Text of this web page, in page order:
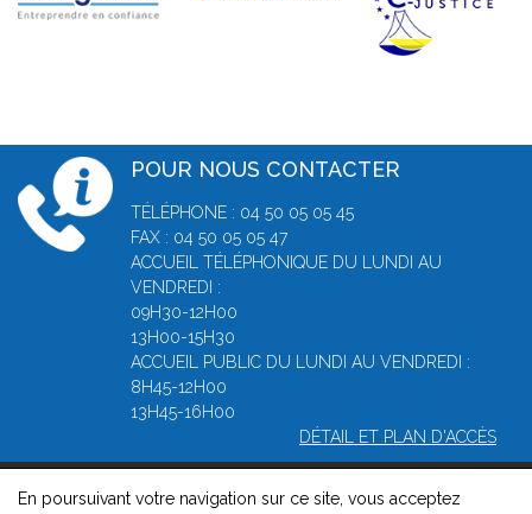
POUR NOUS CONTACTER
TÉLÉPHONE : 04 50 05 05 45
FAX : 04 50 05 05 47
ACCUEIL TÉLÉPHONIQUE DU LUNDI AU
VENDREDI :
09H30-12H00
13H00-15H30
ACCUEIL PUBLIC DU LUNDI AU VENDREDI :
8H45-12H00
13H45-16H00
DÉTAIL ET PLAN D'ACCÈS
© 2026, Greffe du Tribunal de Commerce d' Annecy -Mentions
En poursuivant votre navigation sur ce site, vous acceptez